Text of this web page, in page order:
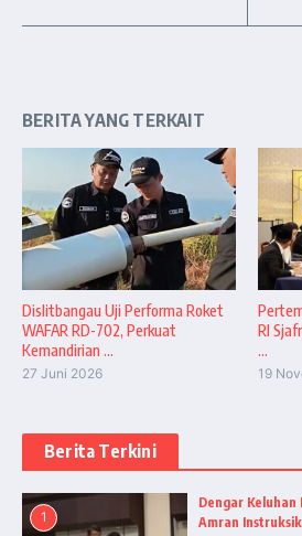
BERITA YANG TERKAIT
Dislitbangau Uji Performa Roket
WAFAR RD-702, Perkuat
Kemandirian ...
27 Juni 2026
RI
...
19
Berita Terkini
1
Dengar Keluhan
Amran